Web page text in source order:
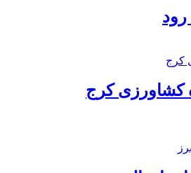
رود
کشاورزی کرج